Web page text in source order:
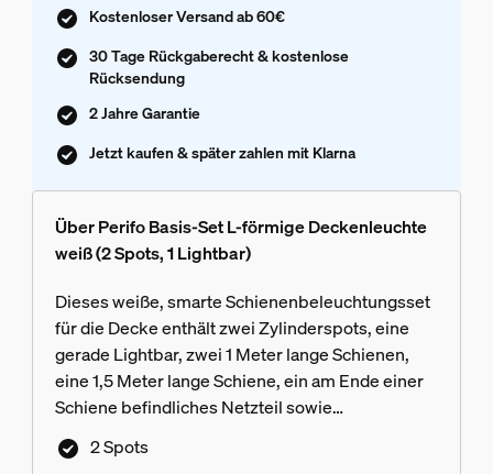
Kostenloser Versand ab 60€
30 Tage Rückgaberecht & kostenlose
Rücksendung
2 Jahre Garantie
Jetzt kaufen & später zahlen mit Klarna
Über Perifo Basis-Set L-förmige Deckenleuchte
weiß (2 Spots, 1 Lightbar)
Dieses weiße, smarte Schienenbeleuchtungsset
für die Decke enthält zwei Zylinderspots, eine
gerade Lightbar, zwei 1 Meter lange Schienen,
eine 1,5 Meter lange Schiene, ein am Ende einer
Schiene befindliches Netzteil sowie
Steckverbinder für eine nach rechts gehende L-
Form.
2 Spots